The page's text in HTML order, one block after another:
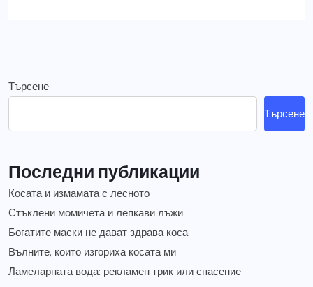
Търсене
Търсене
Последни публикации
Косата и измамата с лесното
Стъклени момичета и лепкави лъжи
Богатите маски не дават здрава коса
Вълните, които изгориха косата ми
Ламеларната вода: рекламен трик или спасение